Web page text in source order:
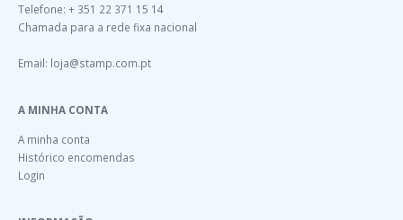
Telefone: + 351 22 371 15 14
Chamada para a rede fixa nacional
Email: loja@stamp.com.pt
A MINHA CONTA
A minha conta
Histórico encomendas
Login